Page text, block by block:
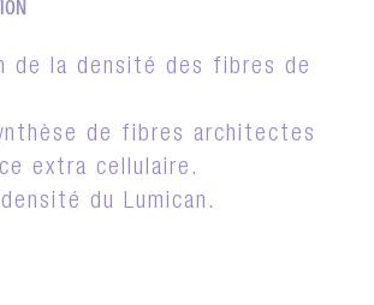
de la densité des fibres de
de fibres architectes
extra cellulaire.
du Lumican.